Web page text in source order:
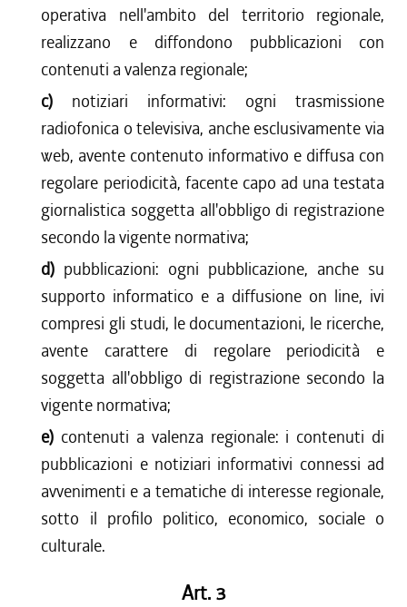
operativa nell'ambito del territorio regionale,
realizzano e diffondono pubblicazioni con
contenuti a valenza regionale;
c) notiziari informativi: ogni trasmissione
radiofonica o televisiva, anche esclusivamente via
web, avente contenuto informativo e diffusa con
regolare periodicità, facente capo ad una testata
giornalistica soggetta all'obbligo di registrazione
secondo la vigente normativa;
d) pubblicazioni: ogni pubblicazione, anche su
supporto informatico e a diffusione on line, ivi
compresi gli studi, le documentazioni, le ricerche,
avente carattere di regolare periodicità e
soggetta all'obbligo di registrazione secondo la
vigente normativa;
e) contenuti a valenza regionale: i contenuti di
pubblicazioni e notiziari informativi connessi ad
avvenimenti e a tematiche di interesse regionale,
sotto il profilo politico, economico, sociale o
culturale.
Art. 3